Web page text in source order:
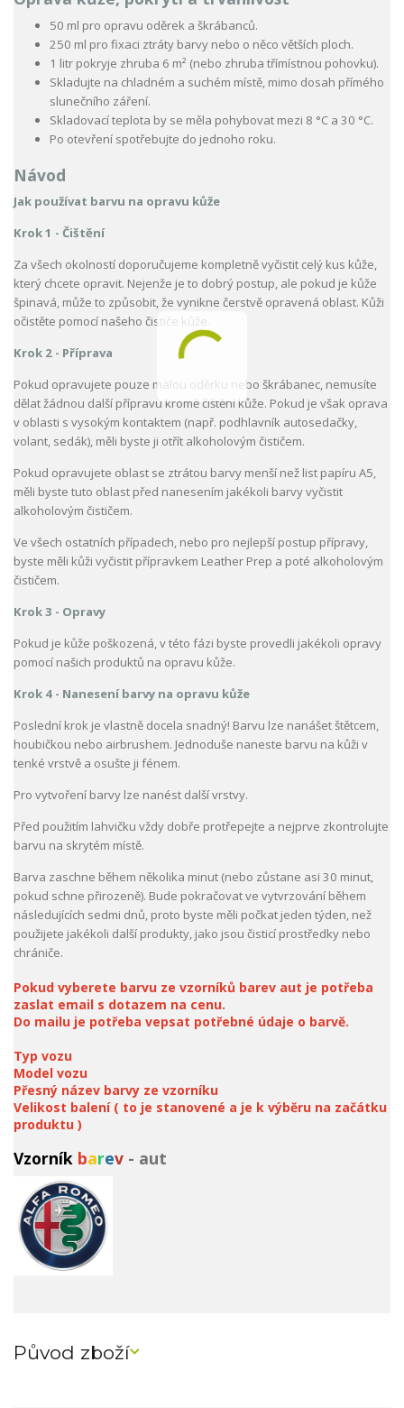
50 ml pro opravu oděrek a škrábanců.
250 ml pro fixaci ztráty barvy nebo o něco větších ploch.
1 litr pokryje zhruba 6 m² (nebo zhruba třímístnou pohovku).
Skladujte na chladném a suchém místě, mimo dosah přímého
slunečního záření.
Skladovací teplota by se měla pohybovat mezi 8 °C a 30 °C.
Po otevření spotřebujte do jednoho roku.
Návod
Jak používat barvu na opravu kůže
Krok 1 - Čištění
Za všech okolností doporučujeme kompletně vyčistit celý kus kůže,
který chcete opravit. Nejenže je to dobrý postup, ale pokud je kůže
špinavá, může to způsobit, že vynikne čerstvě opravená oblast. Kůži
očistěte pomocí našeho čističe kůže.
Krok 2 - Příprava
Pokud opravujete pouze malou oděrku nebo škrábanec, nemusíte
dělat žádnou další přípravu kromě čištění kůže. Pokud je však oprava
v oblasti s vysokým kontaktem (např. podhlavník autosedačky,
volant, sedák), měli byste ji otřít alkoholovým čističem.
Pokud opravujete oblast se ztrátou barvy menší než list papíru A5,
měli byste tuto oblast před nanesením jakékoli barvy vyčistit
alkoholovým čističem.
Ve všech ostatních případech, nebo pro nejlepší postup přípravy,
byste měli kůži vyčistit přípravkem Leather Prep a poté alkoholovým
čističem.
Krok 3 - Opravy
Pokud je kůže poškozená, v této fázi byste provedli jakékoli opravy
pomocí našich produktů na opravu kůže.
Krok 4 - Nanesení barvy na opravu kůže
Poslední krok je vlastně docela snadný! Barvu lze nanášet štětcem,
houbičkou nebo airbrushem. Jednoduše naneste barvu na kůži v
tenké vrstvě a osušte ji fénem.
Pro vytvoření barvy lze nanést další vrstvy.
Před použitím lahvičku vždy dobře protřepejte a nejprve zkontrolujte
barvu na skrytém místě.
Barva zaschne během několika minut (nebo zůstane asi 30 minut,
pokud schne přirozeně). Bude pokračovat ve vytvrzování během
následujících sedmi dnů, proto byste měli počkat jeden týden, než
použijete jakékoli další produkty, jako jsou čisticí prostředky nebo
chrániče.
Pokud vyberete barvu ze vzorníků barev aut je potřeba
zaslat email s dotazem na cenu.
Do mailu je potřeba vepsat potřebné údaje o barvě.
Typ vozu
Model vozu
Přesný název barvy ze vzorníku
Velikost balení ( to je stanovené a je k výběru na začátku
produktu )
Vzorník barev - aut
Původ zboží